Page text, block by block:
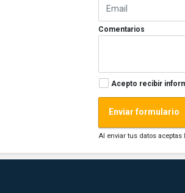
Comentarios
Acepto recibir
Enviar formulario
Al enviar tus datos